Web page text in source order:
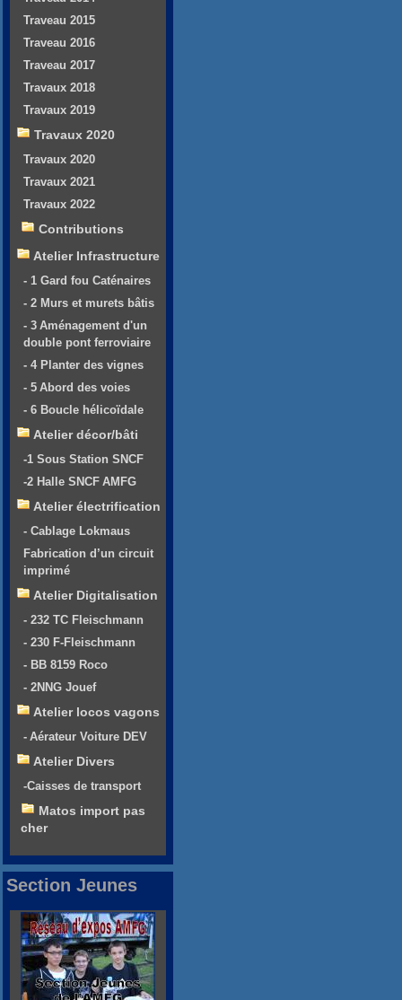
Traveau 2015
Traveau 2016
Traveau 2017
Travaux 2018
Travaux 2019
Travaux 2020
Travaux 2020
Travaux 2021
Travaux 2022
Contributions
Atelier Infrastructure
- 1 Gard fou Caténaires
- 2 Murs et murets bâtis
- 3 Aménagement d'un
double pont ferroviaire
- 4 Planter des vignes
- 5 Abord des voies
- 6 Boucle hélicoïdale
Atelier décor/bâti
-1 Sous Station SNCF
-2 Halle SNCF AMFG
Atelier électrification
- Cablage Lokmaus
Fabrication d’un circuit
imprimé
Atelier Digitalisation
- 232 TC Fleischmann
- 230 F-Fleischmann
- BB 8159 Roco
- 2NNG Jouef
Atelier locos vagons
- Aérateur Voiture DEV
Atelier Divers
-Caisses de transport
Matos import pas
cher
Section Jeunes